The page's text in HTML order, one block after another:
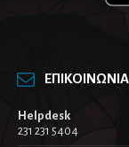
ΕΠΙΚΟΙΝΩΝΙΑ
Helpdesk
231 231 5404